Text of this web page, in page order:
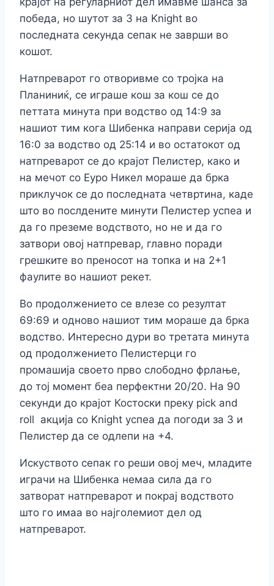
победа, но шутот за 3 на Knight во
последната секунда сепак не заврши во
кошот.
Натпреварот го отворивме со тројка на
Планиниќ, се играше кош за кош се до
петтата минута при водство од 14:9 за
нашиот тим кога Шибенка направи серија од
16:0 за водство од 25:14 и во остатокот од
натпреварот се до крајот Пелистер, како и
на мечот со Еуро Никел мораше да брка
приклучок се до последната четвртина, каде
што во послдените минути Пелистер успеа и
да го преземе водството, но не и да го
затвори овој натпревар, главно поради
грешките во преносот на топка и на 2+1
фаулите во нашиот рекет.
Во продолжението се влезе со резултат
69:69 и одново нашиот тим мораше да брка
водство. Интересно дури во третата минута
од продолжението Пелистерци го
промашија своето прво слободно фрлање,
до тој момент беа перфектни 20/20. На 90
секунди до крајот Костоски преку pick and
roll акција со Knight успеа да погоди за 3 и
Пелистер да се одлепи на +4.
Искуството сепак го реши овој меч, младите
играчи на Шибенка немаа сила да го
затворат натпреварот и покрај водството
што го имаа во најголемиот дел од
натпреварот.